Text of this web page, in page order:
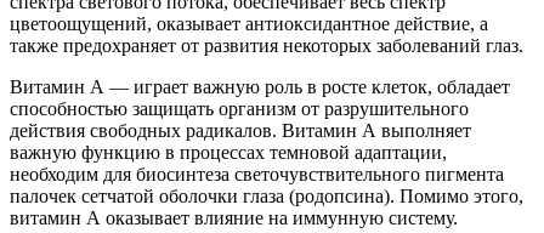
цветоощущений, оказывает антиоксидантное действие, а
также предохраняет от развития некоторых заболеваний глаз.
Витамин А — играет важную роль в росте клеток, обладает
способностью защищать организм от разрушительного
действия свободных радикалов. Витамин А выполняет
важную функцию в процессах темновой адаптации,
необходим для биосинтеза светочувствительного пигмента
палочек сетчатой оболочки глаза (родопсина). Помимо этого,
витамин А оказывает влияние на иммунную систему.